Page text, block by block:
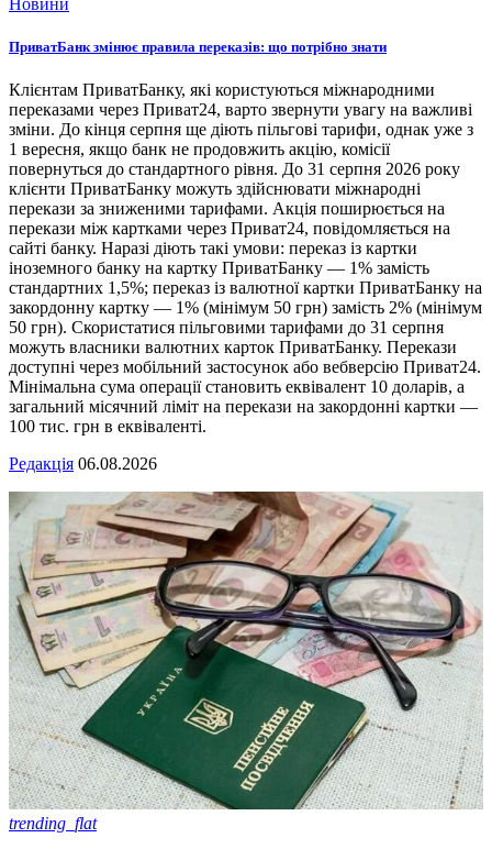
ПриватБанк змінює правила переказів: що потрібно знати
Клієнтам ПриватБанку, які користуються міжнародними
переказами через Приват24, варто звернути увагу на важливі
зміни. До кінця серпня ще діють пільгові тарифи, однак уже з
1 вересня, якщо банк не продовжить акцію, комісії
повернуться до стандартного рівня. До 31 серпня 2026 року
клієнти ПриватБанку можуть здійснювати міжнародні
перекази за зниженими тарифами. Акція поширюється на
перекази між картками через Приват24, повідомляється на
сайті банку. Наразі діють такі умови: переказ із картки
іноземного банку на картку ПриватБанку — 1% замість
стандартних 1,5%; переказ із валютної картки ПриватБанку на
закордонну картку — 1% (мінімум 50 грн) замість 2% (мінімум
50 грн). Скористатися пільговими тарифами до 31 серпня
можуть власники валютних карток ПриватБанку. Перекази
доступні через мобільний застосунок або вебверсію Приват24.
Мінімальна сума операції становить еквівалент 10 доларів, а
загальний місячний ліміт на перекази на закордонні картки —
100 тис. грн в еквіваленті.
Редакція 06.08.2026
trending_flat